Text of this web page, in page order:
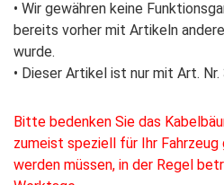
• Wir gewähren keine
bereits vorher mit Artikeln
wurde.
• Dieser Artikel ist nur mit Art.
Bitte bedenken Sie das
zumeist speziell für Ihr
werden müssen, in der Regel